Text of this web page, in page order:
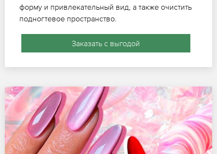
форму и привлекательный вид, а также очистить
подногтевое пространство.
Заказать с выгодой